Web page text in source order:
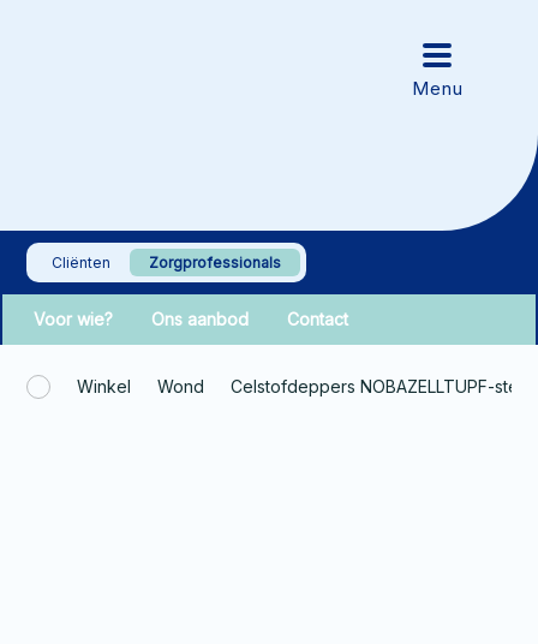
Cliënten Zorgprofessionals
Voor wie? Ons aanbod Contact
Winkel Wond Celstofdeppers NOBAZELLTUPF-